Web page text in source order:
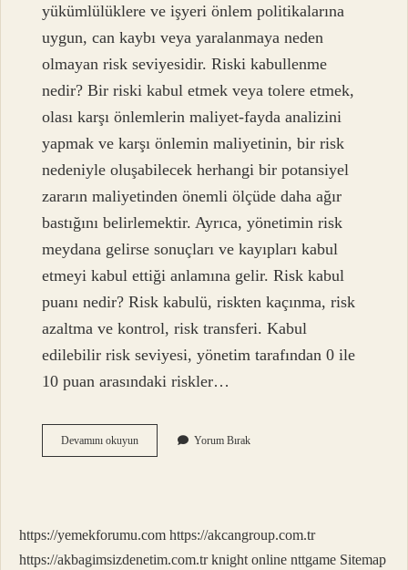
yükümlülüklere ve işyeri önlem politikalarına
uygun, can kaybı veya yaralanmaya neden
olmayan risk seviyesidir. Riski kabullenme
nedir? Bir riski kabul etmek veya tolere etmek,
olası karşı önlemlerin maliyet-fayda analizini
yapmak ve karşı önlemin maliyetinin, bir risk
nedeniyle oluşabilecek herhangi bir potansiyel
zararın maliyetinden önemli ölçüde daha ağır
bastığını belirlemektir. Ayrıca, yönetimin risk
meydana gelirse sonuçları ve kayıpları kabul
etmeyi kabul ettiği anlamına gelir. Risk kabul
puanı nedir? Risk kabulü, riskten kaçınma, risk
azaltma ve kontrol, risk transferi. Kabul
edilebilir risk seviyesi, yönetim tarafından 0 ile
10 puan arasındaki riskler…
Devamını okuyunKabul
Edilebilir
Yorum Bırak
https://yemekforumu.com https://akcangroup.com.tr
https://akbagimsizdenetim.com.tr knight online nttgame Sitemap